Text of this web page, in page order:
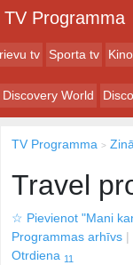
TV Programma
tv Sporta tv
Discovery World
TV Programma
Travel
☆ Pievienot "Mani
Programmas arhīvs
Otrdiena 11